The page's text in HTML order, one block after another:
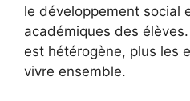
le développement social
académiques des
est hétérogène, plus les
vivre ensemble.